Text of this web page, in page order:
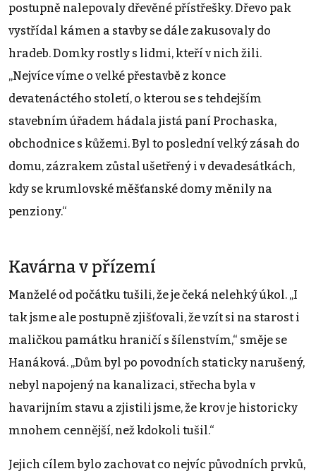
postupně nalepovaly dřevěné přístřešky. Dřevo pak
vystřídal kámen a stavby se dále zakusovaly do
hradeb. Domky rostly s lidmi, kteří v nich žili.
„Nejvíce víme o velké přestavbě z konce
devatenáctého století, o kterou se s tehdejším
stavebním úřadem hádala jistá paní Prochaska,
obchodnice s kůžemi. Byl to poslední velký zásah do
domu, zázrakem zůstal ušetřený i v devadesátkách,
kdy se krumlovské měšťanské domy měnily na
penziony.“
Kavárna v přízemí
Manželé od počátku tušili, že je čeká nelehký úkol. „I
tak jsme ale postupně zjišťovali, že vzít si na starost i
maličkou památku hraničí s šílenstvím,“ směje se
Hanáková. „Dům byl po povodních staticky narušený,
nebyl napojený na kanalizaci, střecha byla v
havarijním stavu a zjistili jsme, že krov je historicky
mnohem cennější, než kdokoli tušil.“
Jejich cílem bylo zachovat co nejvíc původních prvků,